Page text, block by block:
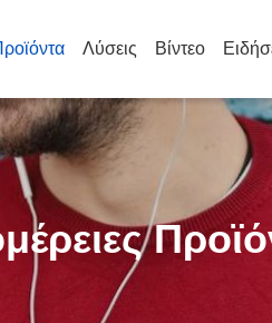
Λύσεις Βίντεο